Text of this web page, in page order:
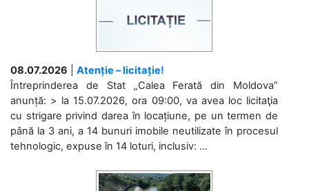
08.07.2026
Atenție – licitație!
Întreprinderea de Stat „Calea Ferată din Moldova”
anunță: > la 15.07.2026, ora 09:00, va avea loc licitaţia
cu strigare privind darea în locațiune, pe un termen de
până la 3 ani, a 14 bunuri imobile neutilizate în procesul
tehnologic, expuse în 14 loturi, inclusiv: ...